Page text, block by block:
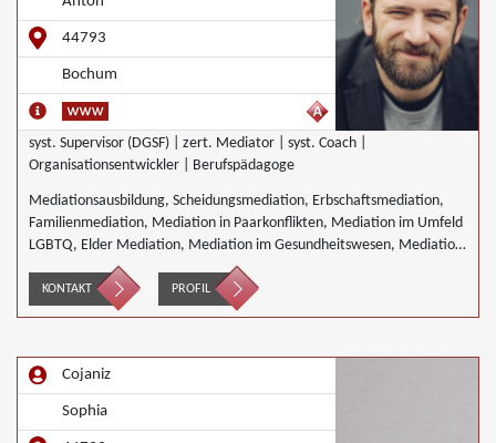
44793
Bochum
syst. Supervisor (DGSF) | zert. Mediator | syst. Coach |
Organisationsentwickler | Berufspädagoge
Mediationsausbildung, Scheidungsmediation, Erbschaftsmediation,
Familienmediation, Mediation in Paarkonflikten, Mediation im Umfeld
LGBTQ, Elder Mediation, Mediation im Gesundheitswesen, Mediation
im Bereich Integration und Inklusion, Innerbetriebliche Mediation,
Interkulturelle Mediation, Mediation von Generationskonflikten,
Mediation bei Gesellschafterkonflikten, Mediation im öffentlichen
Unternehmensnachfolgen, Schulmediation, Täter/Opfer Ausgleich,
Umweltmediation, Wirtschaftsmediation
KONTAKT PROFIL
Cojaniz
Sophia